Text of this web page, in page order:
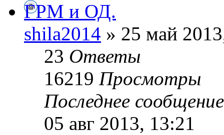
ГРМ и ОД.
shila2014 » 25 май
23 Ответы
16219 Просмотры
Последнее
05 авг 2013, 13:21